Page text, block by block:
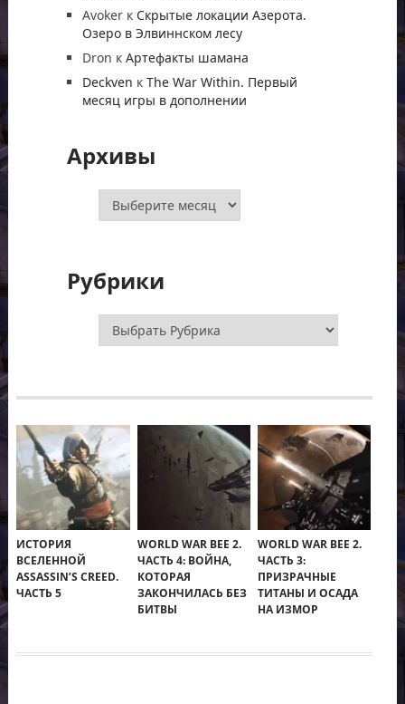
Avokerк Скрытые локации Азерота.
Озеро в Элвиннском лесу
Dron к Артефакты шамана
Deckven к The War Within. Первый
месяц игры в дополнении
Архивы
Архивы
Рубрики
Рубрики
ИСТОРИЯ
ВСЕЛЕННОЙ
ASSASSIN’S CREED.
ЧАСТЬ 5
WORLD WAR BEE 2.
ЧАСТЬ 4: ВОЙНА,
КОТОРАЯ
ЗАКОНЧИЛАСЬ БЕЗ
БИТВЫ
WORLD WAR BEE 2.
ЧАСТЬ 3:
ПРИЗРАЧНЫЕ
ТИТАНЫ И ОСАДА
НА ИЗМОР